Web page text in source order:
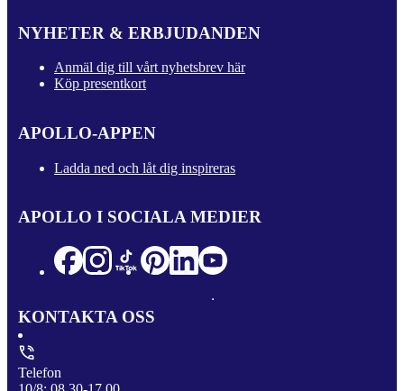
NYHETER & ERBJUDANDEN
Anmäl dig till vårt nyhetsbrev här
Köp presentkort
APOLLO-APPEN
Ladda ned och låt dig inspireras
APOLLO I SOCIALA MEDIER
KONTAKTA OSS
Telefon